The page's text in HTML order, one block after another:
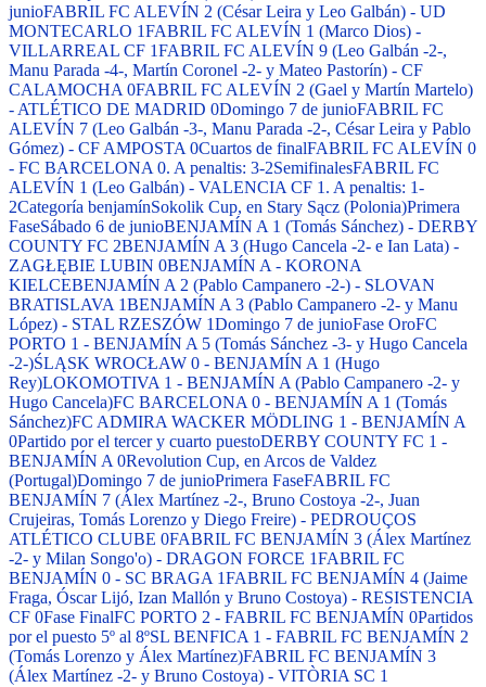
junioFABRIL FC ALEVÍN 2 (César Leira y Leo Galbán) - UD
MONTECARLO 1FABRIL FC ALEVÍN 1 (Marco Dios) -
VILLARREAL CF 1FABRIL FC ALEVÍN 9 (Leo Galbán -2-,
Manu Parada -4-, Martín Coronel -2- y Mateo Pastorín) - CF
CALAMOCHA 0FABRIL FC ALEVÍN 2 (Gael y Martín Martelo)
- ATLÉTICO DE MADRID 0Domingo 7 de junioFABRIL FC
ALEVÍN 7 (Leo Galbán -3-, Manu Parada -2-, César Leira y Pablo
Gómez) - CF AMPOSTA 0Cuartos de finalFABRIL FC ALEVÍN 0
- FC BARCELONA 0. A penaltis: 3-2SemifinalesFABRIL FC
ALEVÍN 1 (Leo Galbán) - VALENCIA CF 1. A penaltis: 1-
2Categoría benjamínSokolik Cup, en Stary Sącz (Polonia)Primera
FaseSábado 6 de junioBENJAMÍN A 1 (Tomás Sánchez) - DERBY
COUNTY FC 2BENJAMÍN A 3 (Hugo Cancela -2- e Ian Lata) -
ZAGŁĘBIE LUBIN 0BENJAMÍN A - KORONA
KIELCEBENJAMÍN A 2 (Pablo Campanero -2-) - SLOVAN
BRATISLAVA 1BENJAMÍN A 3 (Pablo Campanero -2- y Manu
López) - STAL RZESZÓW 1Domingo 7 de junioFase OroFC
PORTO 1 - BENJAMÍN A 5 (Tomás Sánchez -3- y Hugo Cancela
-2-)ŚLĄSK WROCŁAW 0 - BENJAMÍN A 1 (Hugo
Rey)LOKOMOTIVA 1 - BENJAMÍN A (Pablo Campanero -2- y
Hugo Cancela)FC BARCELONA 0 - BENJAMÍN A 1 (Tomás
Sánchez)FC ADMIRA WACKER MÖDLING 1 - BENJAMÍN A
0Partido por el tercer y cuarto puestoDERBY COUNTY FC 1 -
BENJAMÍN A 0Revolution Cup, en Arcos de Valdez
(Portugal)Domingo 7 de junioPrimera FaseFABRIL FC
BENJAMÍN 7 (Álex Martínez -2-, Bruno Costoya -2-, Juan
Crujeiras, Tomás Lorenzo y Diego Freire) - PEDROUÇOS
ATLÉTICO CLUBE 0FABRIL FC BENJAMÍN 3 (Álex Martínez
-2- y Milan Songo'o) - DRAGON FORCE 1FABRIL FC
BENJAMÍN 0 - SC BRAGA 1FABRIL FC BENJAMÍN 4 (Jaime
Fraga, Óscar Lijó, Izan Mallón y Bruno Costoya) - RESISTENCIA
CF 0Fase FinalFC PORTO 2 - FABRIL FC BENJAMÍN 0Partidos
por el puesto 5º al 8ºSL BENFICA 1 - FABRIL FC BENJAMÍN 2
(Tomás Lorenzo y Álex Martínez)FABRIL FC BENJAMÍN 3
(Álex Martínez -2- y Bruno Costoya) - VITÒRIA SC 1